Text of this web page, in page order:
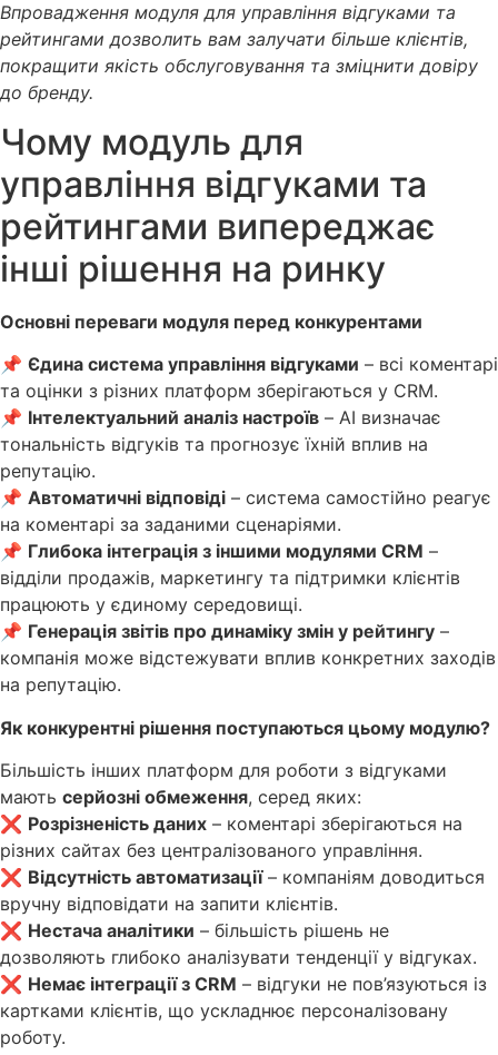
Впровадження модуля для управління відгуками та
рейтингами дозволить вам залучати більше клієнтів,
покращити якість обслуговування та зміцнити довіру
до бренду.
Чому модуль для
управління відгуками та
рейтингами випереджає
інші рішення на ринку
Основні переваги модуля перед конкурентами
📌 Єдина система управління відгуками – всі коментарі
та оцінки з різних платформ зберігаються у CRM.
📌 Інтелектуальний аналіз настроїв – AI визначає
тональність відгуків та прогнозує їхній вплив на
репутацію.
📌 Автоматичні відповіді – система самостійно реагує
на коментарі за заданими сценаріями.
📌 Глибока інтеграція з іншими модулями CRM –
відділи продажів, маркетингу та підтримки клієнтів
працюють у єдиному середовищі.
📌 Генерація звітів про динаміку змін у рейтингу –
компанія може відстежувати вплив конкретних заходів
на репутацію.
Як конкурентні рішення поступаються цьому модулю?
Більшість інших платформ для роботи з відгуками
мають серйозні обмеження, серед яких:
❌ Розрізненість даних – коментарі зберігаються на
різних сайтах без централізованого управління.
❌ Відсутність автоматизації– компаніям доводиться
вручну відповідати на запити клієнтів.
❌ Нестача аналітики – більшість рішень не
дозволяють глибоко аналізувати тенденції у відгуках.
❌ Немає інтеграції з CRM – відгуки не пов’язуються із
картками клієнтів, що ускладнює персоналізовану
роботу.